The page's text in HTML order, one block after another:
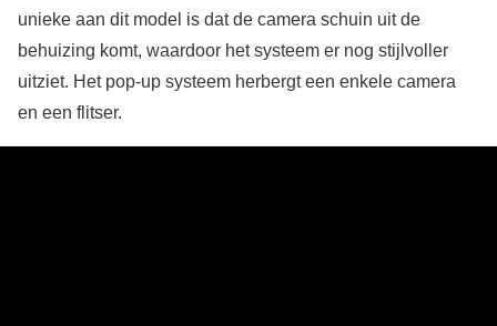
unieke aan dit model is dat de camera schuin uit de
behuizing komt, waardoor het systeem er nog stijlvoller
uitziet. Het pop-up systeem herbergt een enkele camera
en een flitser.